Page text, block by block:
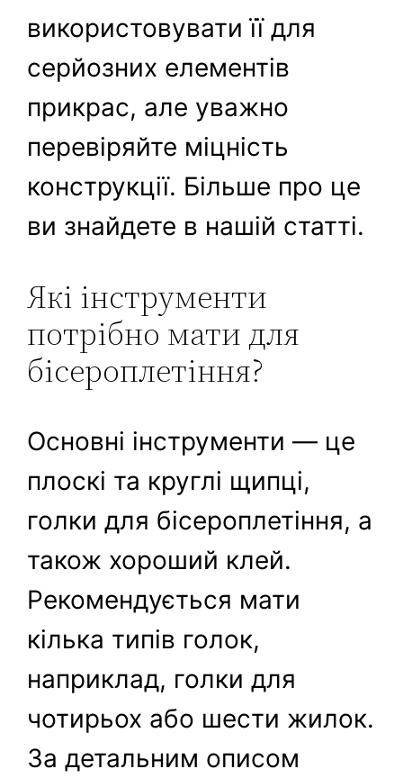
використовувати її для
серйозних елементів
прикрас, але уважно
перевіряйте міцність
конструкції. Більше про це
ви знайдете в нашій статті.
Які інструменти
потрібно мати для
бісероплетіння?
Основні інструменти — це
плоскі та круглі щипці,
голки для бісероплетіння, а
також хороший клей.
Рекомендується мати
кілька типів голок,
наприклад, голки для
чотирьох або шести жилок.
За детальним описом